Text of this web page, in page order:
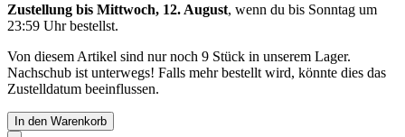
Zustellung bis Mittwoch, 12. August, wenn du bis Sonntag um
23:59 Uhrbestellst.
Von diesem Artikel sind nur noch 9 Stück in unserem Lager.
Nachschub ist unterwegs! Falls mehr bestellt wird, könnte dies das
Zustelldatum beeinflussen.
In den Warenkorb